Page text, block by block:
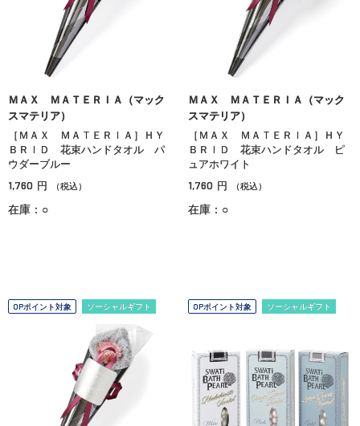
ＭＡＸ ＭＡＴＥＲＩＡ（マック
スマテリア）
［ＭＡＸ ＭＡＴＥＲＩＡ］ＨＹ
ＢＲＩＤ 花束ハンドタオル パ
ウダーブルー
1,760 円 （税込）
在庫：○
ＭＡＸ ＭＡＴＥＲＩＡ（マック
スマテリア）
［ＭＡＸ ＭＡＴＥＲＩＡ］ＨＹ
ＢＲＩＤ 花束ハンドタオル ピ
ュアホワイト
1,760 円 （税込）
在庫：○
OPポイント対象 ソーシャルギフト OPポイント対象 ソーシャルギフト